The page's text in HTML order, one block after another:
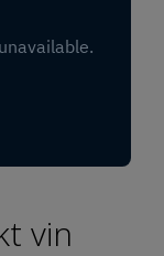
vin